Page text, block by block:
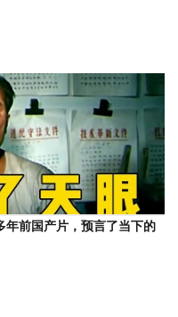
年前国产片，预言了当下的